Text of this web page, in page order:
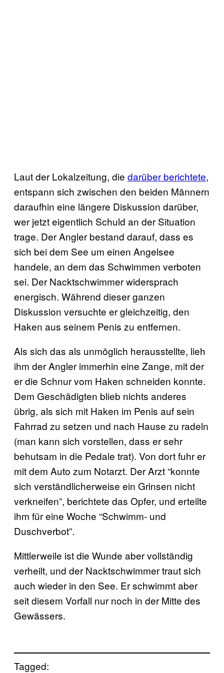
Laut der Lokalzeitung, die darüber berichtete,
entspann sich zwischen den beiden Männern
daraufhin eine längere Diskussion darüber,
wer jetzt eigentlich Schuld an der Situation
trage. Der Angler bestand darauf, dass es
sich bei dem See um einen Angelsee
handele, an dem das Schwimmen verboten
sei. Der Nacktschwimmer widersprach
energisch. Während dieser ganzen
Diskussion versuchte er gleichzeitig, den
Haken aus seinem Penis zu entfernen.
Als sich das als unmöglich herausstellte, lieh
ihm der Angler immerhin eine Zange, mit der
er die Schnur vom Haken schneiden konnte.
Dem Geschädigten blieb nichts anderes
übrig, als sich mit Haken im Penis auf sein
Fahrrad zu setzen und nach Hause zu radeln
(man kann sich vorstellen, dass er sehr
behutsam in die Pedale trat). Von dort fuhr er
mit dem Auto zum Notarzt. Der Arzt “konnte
sich verständlicherweise ein Grinsen nicht
verkneifen”, berichtete das Opfer, und erteilte
ihm für eine Woche “Schwimm- und
Duschverbot”.
Mittlerweile ist die Wunde aber vollständig
verheilt, und der Nacktschwimmer traut sich
auch wieder in den See. Er schwimmt aber
seit diesem Vorfall nur noch in der Mitte des
Gewässers.
Tagged: